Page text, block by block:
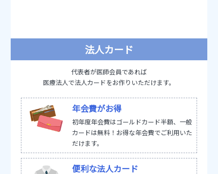
法人カード
代表者が医師会員であれば
医療法人で法人カードをお作りいただけます。
年会費がお得
初年度年会費はゴールドカード半額、一般
カードは無料！お得な年会費でご利用いた
だけます。
便利な法人カード